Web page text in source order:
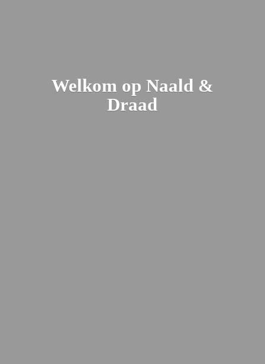
Welkom op Naald &
Draad